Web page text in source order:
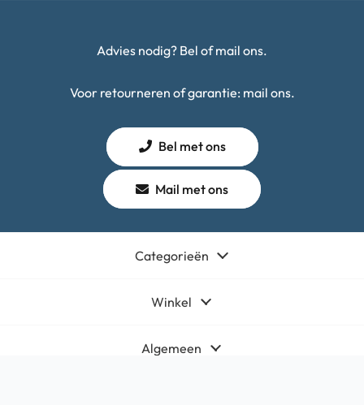
Advies nodig? Bel of mail ons.
Voor retourneren of garantie: mail ons.
Bel met ons
Mail met ons
Categorieën
Winkel
Algemeen